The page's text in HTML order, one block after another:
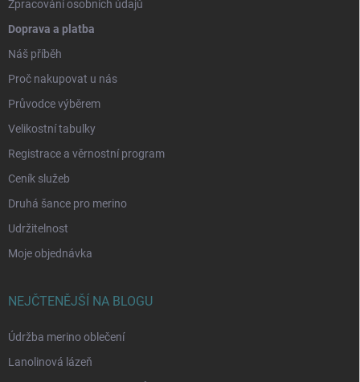
Zpracování osobních údajů
Doprava a platba
Náš příběh
Proč nakupovat u nás
Průvodce výběrem
Velikostní tabulky
Registrace a věrnostní program
Ceník služeb
Druhá šance pro merino
Udržitelnost
Moje objednávka
NEJČTENĚJŠÍ NA BLOGU
Údržba merino oblečení
Lanolinová lázeň